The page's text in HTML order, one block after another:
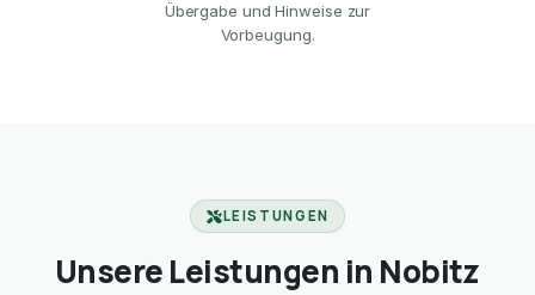
Übergabe und Hinweise zur
Vorbeugung.
LEISTUNGEN
Unsere Leistungen in Nobitz